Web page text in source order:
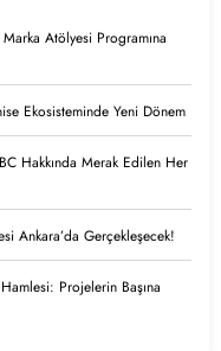
Atölyesi Programına
Ekosisteminde Yeni Dönem
Hakkında Merak Edilen Her
Ankara’da Gerçekleşecek!
Projelerin Başına